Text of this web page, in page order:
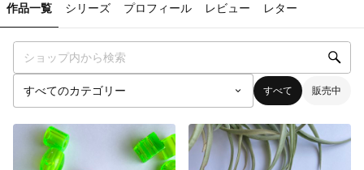
作品一覧 シリーズ プロフィール レビュー レター
すべて 販売中